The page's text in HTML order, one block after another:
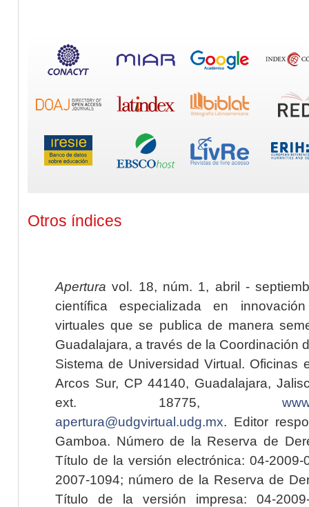
Otros índices
Apertura vol. 18, núm. 1, abril -
científica especializada en
virtuales que se publica de manera
Guadalajara, a través de la Coordinación
Sistema de Universidad Virtual. Oficinas
Arcos Sur, CP 44140, Guadalajara,
ext. 18775,
apertura@udgvirtual.udg.mx. Editor
Gamboa. Número de la Reserva de
Título de la versión electrónica: 04-2009-
2007-1094; número de la Reserva de
Título de la versión impresa: 04-2009-